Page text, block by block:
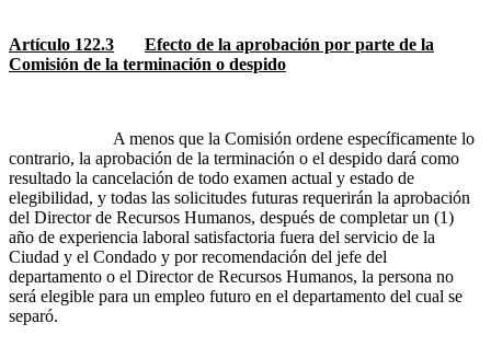
Artículo 122.3
Efecto de la aprobación por parte de la
Comisión de la terminación o despido
A menos que la Comisión ordene específicamente lo
contrario, la aprobación de la terminación o el despido dará como
resultado la cancelación de todo examen actual y estado de
elegibilidad, y todas las solicitudes futuras requerirán la aprobación
del Director de Recursos Humanos, después de completar un (1)
año de experiencia laboral satisfactoria fuera del servicio de la
Ciudad y el Condado y por recomendación del jefe del
departamento o el Director de Recursos Humanos, la persona no
será elegible para un empleo futuro en el departamento del cual se
separó.